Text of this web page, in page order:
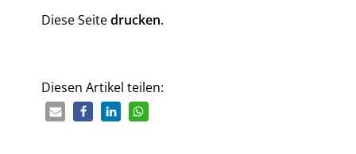
Diese Seitedrucken.
Diesen Artikel teilen: